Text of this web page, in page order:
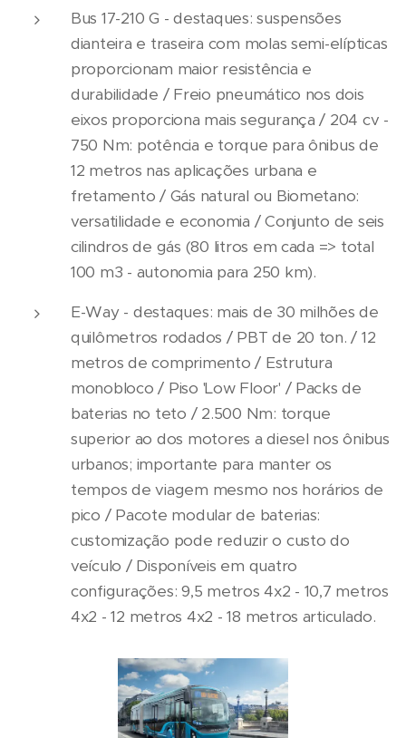
Bus 17-210 G - destaques: suspensões
dianteira e traseira com molas semi-elípticas
proporcionam maior resistência e
durabilidade / Freio pneumático nos dois
eixos proporciona mais segurança / 204 cv -
750 Nm: potência e torque para ônibus de
12 metros nas aplicações urbana e
fretamento / Gás natural ou Biometano:
versatilidade e economia / Conjunto de seis
cilindros de gás (80 litros em cada => total
100 m3 - autonomia para 250 km).
E-Way - destaques: mais de 30 milhões de
quilômetros rodados / PBT de 20 ton. / 12
metros de comprimento / Estrutura
monobloco / Piso 'Low Floor' / Packs de
baterias no teto / 2.500 Nm: torque
superior ao dos motores a diesel nos ônibus
urbanos; importante para manter os
tempos de viagem mesmo nos horários de
pico / Pacote modular de baterias:
customização pode reduzir o custo do
veículo / Disponíveis em quatro
configurações: 9,5 metros 4x2 - 10,7 metros
4x2 - 12 metros 4x2 - 18 metros articulado.